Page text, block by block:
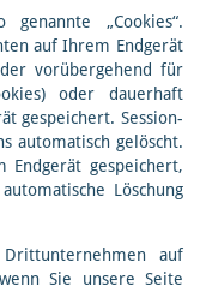
„Cookies“.
auf Ihrem Endgerät
vorübergehend für
oder dauerhaft
gespeichert. Session-
automatisch gelöscht.
Endgerät gespeichert,
Löschung
auf
Sie unsere Seite